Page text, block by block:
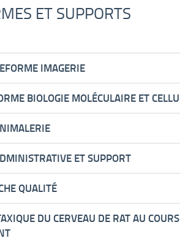
ET SUPPORTS
IMAGERIE
BIOLOGIE MOLÉCULAIRE ET
ET SUPPORT
QUALITÉ
DU CERVEAU DE RAT AU